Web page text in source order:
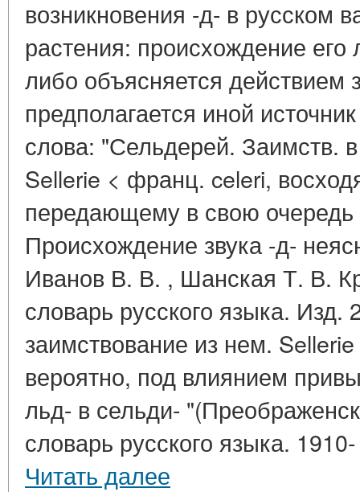
возникновения -д- в русском
растения: происхождение
либо объясняется действием
предполагается иной
слова: "Сельдерей. Заимств.
Sellerie < франц. celeri,
передающему в свою очередь
Происхождение звука -д-
Иванов В. В. , Шанская Т. В.
словарь русского языка.
заимствование из нем.
вероятно, под влиянием
льд- в сельди-
словарь русского языка.
Читать далее